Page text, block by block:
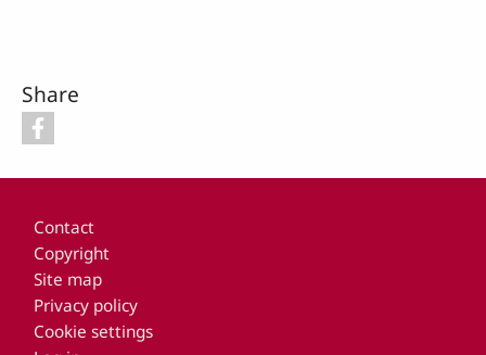
Share
Contact
Copyright
Site map
Privacy policy
Cookie settings